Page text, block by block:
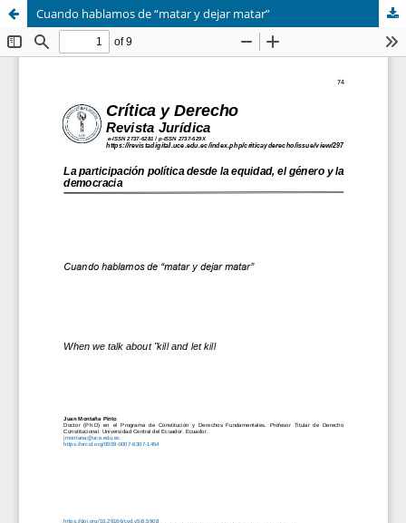
Cuando hablamos de “matar y dejar matar”